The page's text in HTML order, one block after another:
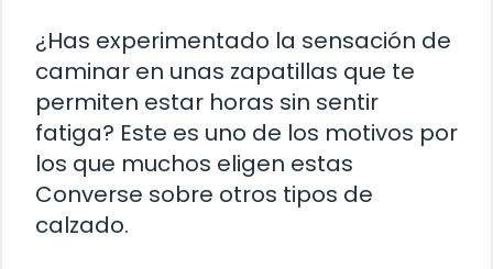
¿Has experimentado la sensación de
caminar en unas zapatillas que te
permiten estar horas sin sentir
fatiga? Este es uno de los motivos por
los que muchos eligen estas
Converse sobre otros tipos de
calzado.